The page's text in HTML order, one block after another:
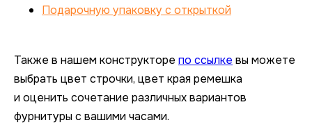
Подарочную упаковку с открыткой
Также в нашем конструкторе по ссылке вы можете
выбрать цвет строчки, цвет края ремешка
и оценить сочетание различных вариантов
фурнитуры с вашими часами.